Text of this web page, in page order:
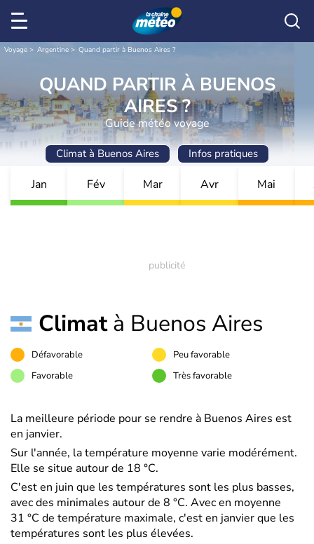
Voyage Argentine Quand partir à Buenos Aires ?
QUAND PARTIR À BUENOS
AIRES ?
Guide météo voyage
Climat à Buenos Aires Infos pratiques
Jan Fév Mar Avr Mai
Climatà Buenos Aires
Défavorable
Peu favorable
Favorable
Très favorable
La meilleure période pour se rendre à Buenos Aires est
en janvier.
Sur l'année, la température moyenne varie modérément.
Elle se situe autour de 18 °C.
C'est en juin que les températures sont les plus basses,
avec des minimales autour de 8 °C. Avec en moyenne
31 °C de température maximale, c'est en janvier que les
températures sont les plus élevées.